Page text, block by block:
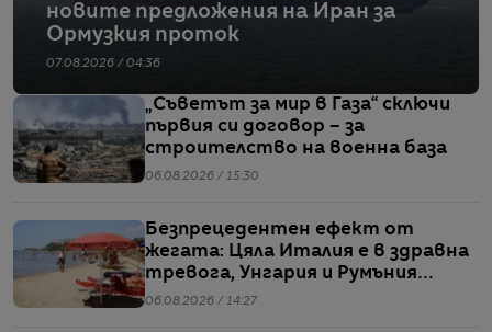
новите предложения на Иран за
Ормузкия проток
07.08.2026 / 04:36
„Съветът за мир в Газа“ сключи
първия си договор – за
строителство на военна база
06.08.2026 / 15:30
Безпрецедентен ефект от
жегата: Цяла Италия е в здравна
тревога, Унгария и Румъния
пестят електричество
06.08.2026 / 14:27